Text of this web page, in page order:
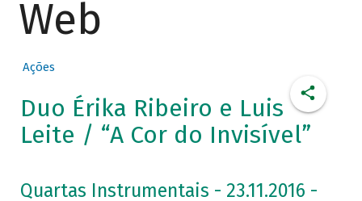
Web
Ações
Duo Érika Ribeiro e Luis
Leite / “A Cor do Invisível”
Quartas Instrumentais - 23.11.2016 -